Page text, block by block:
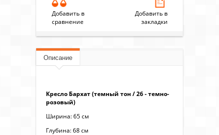
Добавить в
сравнение
Добавить в
закладки
Описание
Кресло Бархат (темный тон / 26 - темно-
розовый)
Ширина: 65 см
Глубина: 68 см